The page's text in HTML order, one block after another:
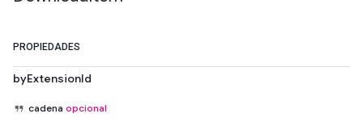
PROPIEDADES
byExtensionId
cadena opcional